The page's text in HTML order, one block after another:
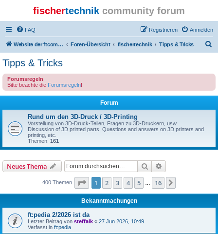
fischertechnik community forum
FAQ Anmelden
Registrieren
Website der ftcommunity Foren-Übersicht fischertechnik Tipps & Tricks
e
Tipps & Tricks
Forumsregeln
Bitte beachte die Forumsregeln!
Forum
Rund um den 3D-Druck / 3D-Printing
Vorstellung von 3D-Druck-Teilen, Fragen zu 3D-Druckern, usw.
Discussion of 3D printed parts, Questions and answers on 3D printers and
printing, etc.
Themen: 161
Neues Thema Suche
400 Themen Seite 1von 16
1 2 3 4 5 16
Bekanntmachungen
ft:pedia 2/2026 ist da
Letzter Beitrag von steffalk « 27 Jun 2026, 10:49
Verfasst in ft:pedia